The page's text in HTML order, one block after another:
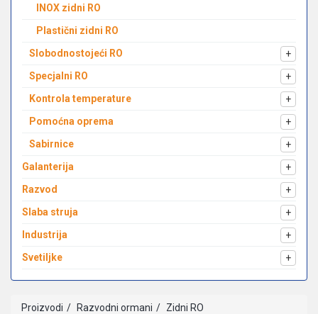
INOX zidni RO
Plastični zidni RO
Slobodnostojeći RO
+
Specjalni RO
+
Kontrola temperature
+
Pomoćna oprema
+
Sabirnice
+
Galanterija
+
Razvod
+
Slaba struja
+
Industrija
+
Svetiljke
+
Proizvodi Razvodni ormani
Zidni RO